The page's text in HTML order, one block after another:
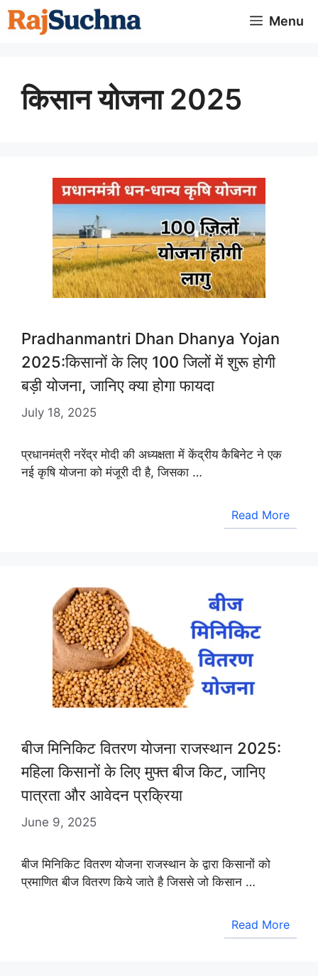
Skip
to
Menu
किसान योजना 2025
Pradhanmantri Dhan Dhanya Yojan
2025:किसानों के लिए 100 जिलों में शुरू होगी
बड़ी योजना, जानिए क्या होगा फायदा
July 18, 2025
प्रधानमंत्री नरेंद्र मोदी की अध्यक्षता में केंद्रीय कैबिनेट ने एक
नई कृषि योजना को मंजूरी दी है, जिसका …
Read More
बीज मिनिकिट वितरण योजना राजस्थान 2025:
महिला किसानों के लिए मुफ्त बीज किट, जानिए
पात्रता और आवेदन प्रक्रिया
June 9, 2025
बीज मिनिकिट वितरण योजना राजस्थान के द्वारा किसानों को
प्रमाणित बीज वितरण किये जाते है जिससे जो किसान …
Read More